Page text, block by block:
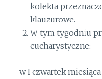
kolekta
klauzurowe.
W tym tygodniu
eucharystyczne:
– w I czwartek